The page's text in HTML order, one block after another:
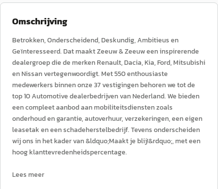
Omschrijving
Betrokken, Onderscheidend, Deskundig, Ambitieus en
Geïnteresseerd. Dat maakt Zeeuw & Zeeuw een inspirerende
dealergroep die de merken Renault, Dacia, Kia, Ford, Mitsubishi
en Nissan vertegenwoordigt. Met 550 enthousiaste
medewerkers binnen onze 37 vestigingen behoren we tot de
top 10 Automotive dealerbedrijven van Nederland. We bieden
een compleet aanbod aan mobiliteitsdiensten zoals
onderhoud en garantie, autoverhuur, verzekeringen, een eigen
leasetak en een schadeherstelbedrijf. Tevens onderscheiden
wij ons in het kader van &ldquo;Maakt je blij!&rdquo;, met een
hoog klanttevredenheidspercentage.
Lees meer